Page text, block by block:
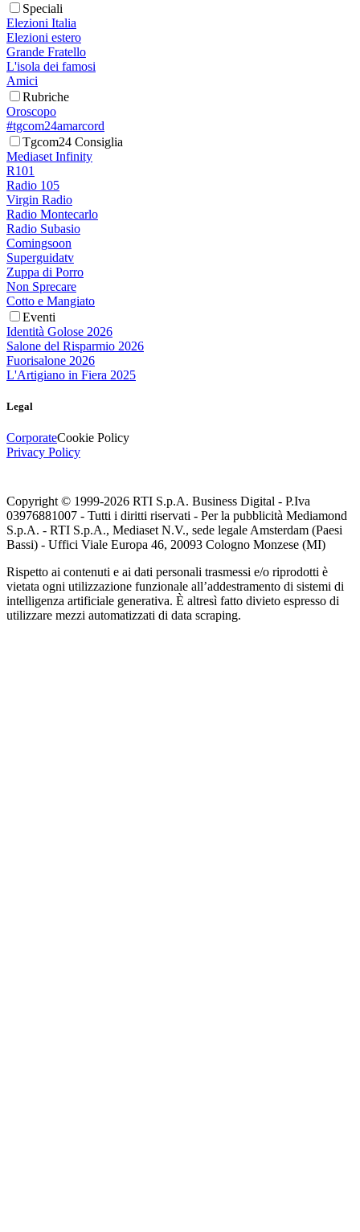
Speciali
Elezioni Italia
Elezioni estero
Grande Fratello
L'isola dei famosi
Amici
Rubriche
Oroscopo
#tgcom24amarcord
Tgcom24 Consiglia
Mediaset Infinity
R101
Radio 105
Virgin Radio
Radio Montecarlo
Radio Subasio
Comingsoon
Superguidatv
Zuppa di Porro
Non Sprecare
Cotto e Mangiato
Eventi
Identità Golose 2026
Salone del Risparmio 2026
Fuorisalone 2026
L'Artigiano in Fiera 2025
Legal
CorporateCookie Policy
Privacy Policy
Copyright © 1999-2026 RTI S.p.A. Business Digital - P.Iva
03976881007 - Tutti i diritti riservati - Per la pubblicità Mediamond
S.p.A. - RTI S.p.A., Mediaset N.V., sede legale Amsterdam (Paesi
Bassi) - Uffici Viale Europa 46, 20093 Cologno Monzese (MI)
Rispetto ai contenuti e ai dati personali trasmessi e/o riprodotti è
vietata ogni utilizzazione funzionale all’addestramento di sistemi di
intelligenza artificiale generativa. È altresì fatto divieto espresso di
utilizzare mezzi automatizzati di data scraping.